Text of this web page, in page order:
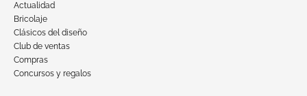
Actualidad
Bricolaje
Clásicos del diseño
Club de ventas
Compras
Concursos y regalos